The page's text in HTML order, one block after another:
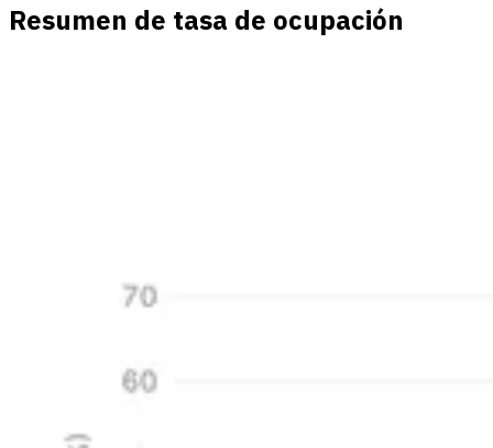
Resumen de tasa de ocupación